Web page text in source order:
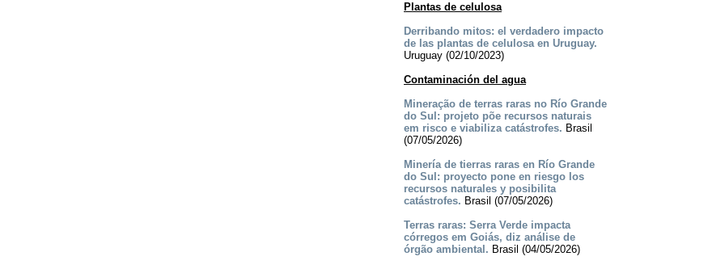
Plantas de celulosa
Derribando mitos: el verdadero impacto
de las plantas de celulosa en Uruguay.
Uruguay (02/10/2023)
Contaminación del agua
Mineração de terras raras no Río Grande
do Sul: projeto põe recursos naturais
em risco e viabiliza catástrofes. Brasil
(07/05/2026)
Minería de tierras raras en Río Grande
do Sul: proyecto pone en riesgo los
recursos naturales y posibilita
catástrofes. Brasil (07/05/2026)
Terras raras: Serra Verde impacta
córregos em Goiás, diz análise de
órgão ambiental. Brasil (04/05/2026)